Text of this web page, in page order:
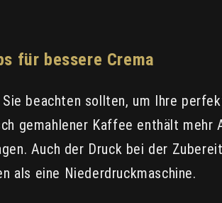
für bessere Crema
beachten sollten, um Ihre
gemahlener Kaffee enthält mehr
Auch der Druck bei der
als eine Niederdruckmaschine.